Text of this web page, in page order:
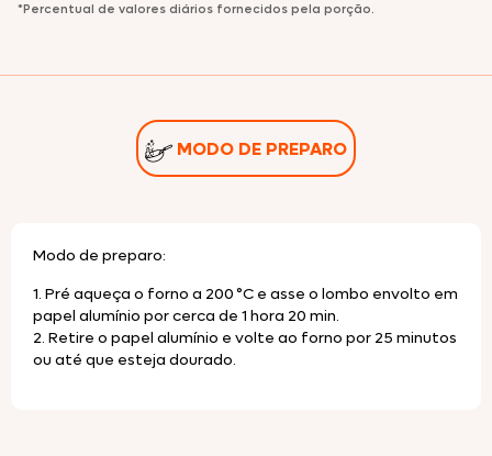
*Percentual de valores diários fornecidos pela porção.
MODO DE PREPARO
Modo de preparo:
1. Pré aqueça o forno a 200 °C e asse o lombo envolto em
papel alumínio por cerca de 1 hora 20 min.
2. Retire o papel alumínio e volte ao forno por 25 minutos
ou até que esteja dourado.